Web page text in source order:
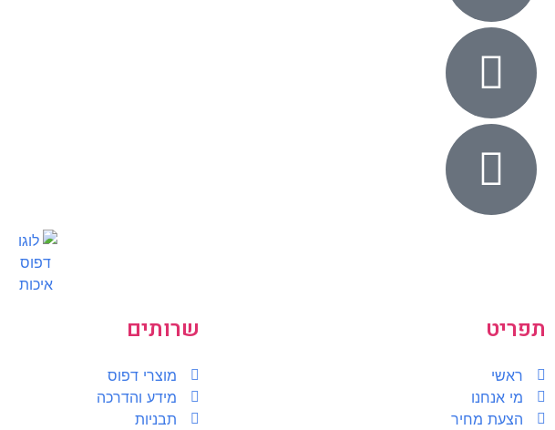
תפריט
ראשי
מי אנחנו
הצעת מחיר
שרותים
מוצרי דפוס
מידע והדרכה
תבניות